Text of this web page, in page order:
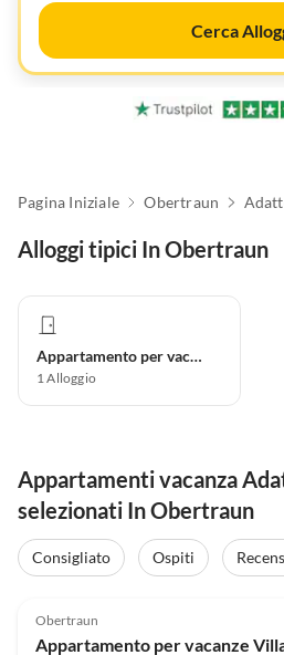
Cerca
Pagina Iniziale Obertraun
Alloggi tipici In Obertraun
Appartamento per vacanze
1Alloggio
Appartamenti vacanza
selezionati In Obertraun
Consigliato Ospiti
Obertraun